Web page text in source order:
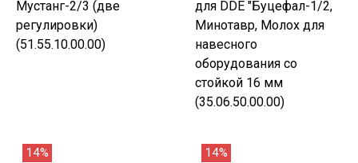
Мустанг-2/3 (две
регулировки)
(51.55.10.00.00)
для DDE "Буцефал-1/2,
Минотавр, Молох для
навесного
оборудования со
стойкой 16 мм
(35.06.50.00.00)
14% 14%